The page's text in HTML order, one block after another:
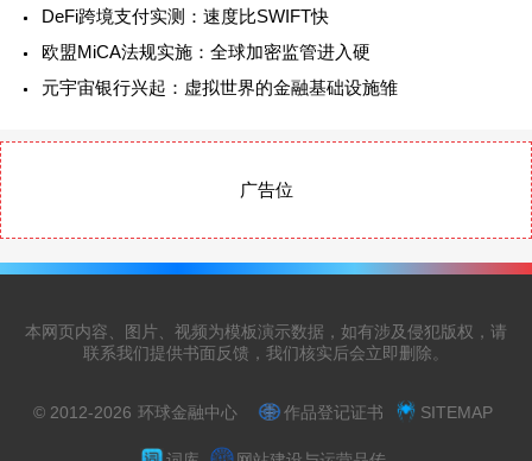
DeFi跨境支付实测：速度比SWIFT快
欧盟MiCA法规实施：全球加密监管进入硬
元宇宙银行兴起：虚拟世界的金融基础设施雏
广告位
本网页内容、图片、视频为模板演示数据，如有涉及侵犯版权，请
联系我们提供书面反馈，我们核实后会立即删除。
© 2012-2026 环球金融中心 作品登记证书 SITEMAP